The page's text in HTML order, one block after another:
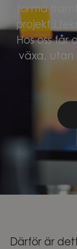
forma
projekt i
Hos oss
växa, utan
Därför är